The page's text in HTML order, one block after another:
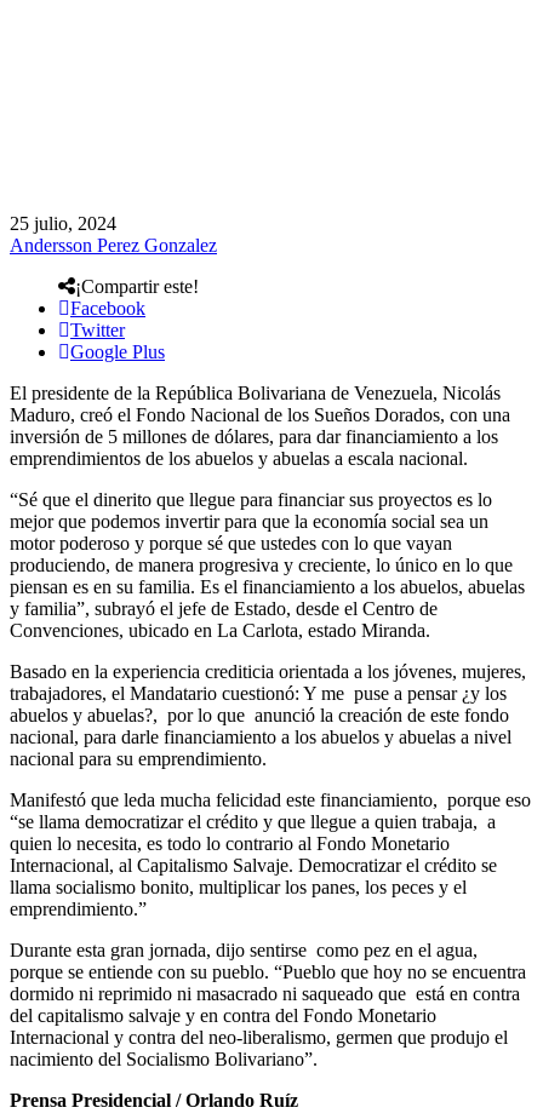
25 julio, 2024
Andersson Perez Gonzalez
¡Compartir este!
Facebook
Twitter
Google Plus
El presidente de la República Bolivariana de Venezuela, Nicolás
Maduro, creó el Fondo Nacional de los Sueños Dorados, con una
inversión de 5 millones de dólares, para dar financiamiento a los
emprendimientos de los abuelos y abuelas a escala nacional.
“Sé que el dinerito que llegue para financiar sus proyectos es lo
mejor que podemos invertir para que la economía social sea un
motor poderoso y porque sé que ustedes con lo que vayan
produciendo, de manera progresiva y creciente, lo único en lo que
piensan es en su familia. Es el financiamiento a los abuelos, abuelas
y familia”, subrayó el jefe de Estado, desde el Centro de
Convenciones, ubicado en La Carlota, estado Miranda.
Basado en la experiencia crediticia orientada a los jóvenes, mujeres,
trabajadores, el Mandatario cuestionó: Y me puse a pensar ¿y los
abuelos y abuelas?, por lo que anunció la creación de este fondo
nacional, para darle financiamiento a los abuelos y abuelas a nivel
nacional para su emprendimiento.
Manifestó que leda mucha felicidad este financiamiento, porque eso
“se llama democratizar el crédito y que llegue a quien trabaja, a
quien lo necesita, es todo lo contrario al Fondo Monetario
Internacional, al Capitalismo Salvaje. Democratizar el crédito se
llama socialismo bonito, multiplicar los panes, los peces y el
emprendimiento.”
Durante esta gran jornada, dijo sentirse como pez en el agua,
porque se entiende con su pueblo. “Pueblo que hoy no se encuentra
dormido ni reprimido ni masacrado ni saqueado que está en contra
del capitalismo salvaje y en contra del Fondo Monetario
Internacional y contra del neo-liberalismo, germen que produjo el
nacimiento del Socialismo Bolivariano”.
Prensa Presidencial / Orlando Ruíz